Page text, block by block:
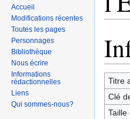
la
la
Titre
Clé
Taille
Accueil
Modifications récentes
Toutes les pages
Personnages
Bibliothèque
Nous écrire
Informations
rédactionnelles
Liens
Qui sommes-nous?